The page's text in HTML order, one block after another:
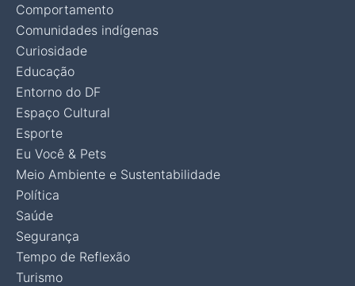
Comportamento
Comunidades indígenas
Curiosidade
Educação
Entorno do DF
Espaço Cultural
Esporte
Eu Você & Pets
Meio Ambiente e Sustentabilidade
Política
Saúde
Segurança
Tempo de Reflexão
Turismo